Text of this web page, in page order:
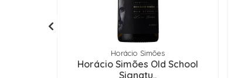
Horácio Simões
Horácio Simões Old School
Signatu..